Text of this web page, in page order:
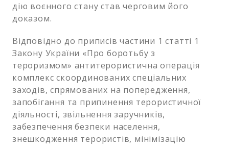
дію воєнного стану став черговим його
доказом.
Відповідно до приписів частини 1 статті 1
Закону України «Про боротьбу з
тероризмом» антитерористична операція
комплекс скоординованих спеціальних
заходів, спрямованих на попередження,
запобігання та припинення терористичної
діяльності, звільнення заручників,
забезпечення безпеки населення,
знешкодження терористів, мінімізацію